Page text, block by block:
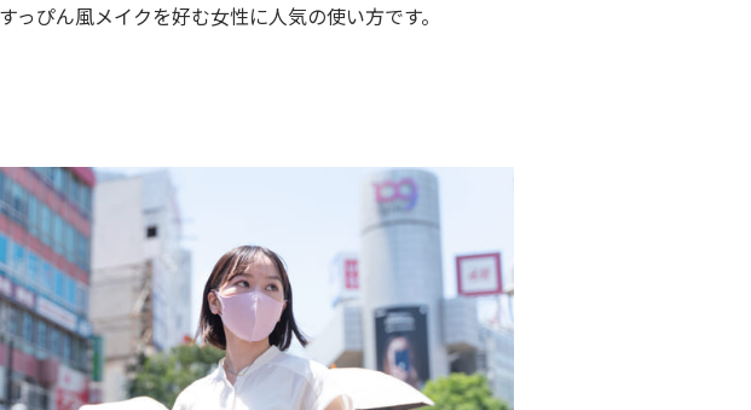
っぴん風メイクを好む女性に人気の使い方です。